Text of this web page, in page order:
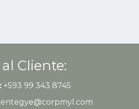
Cliente:
+593 99 343 8745